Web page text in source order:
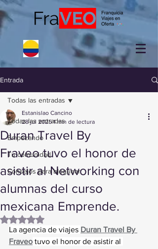
Entrada
Todas las entradas
Empezando
Tu comunidad
Consejos para bloguear
Todas las entradas
Duran Travel By
Fraveo tuvo el honor de
asistir al Networking con
alumnas del curso
mexicana Emprende.
Estanislao Cancino
28 jul 2025 1 min de lectura
Obtuvo NaN de 5 estrellas.
La agencia de viajes Duran Travel By
Fraveo tuvo el honor de asistir al